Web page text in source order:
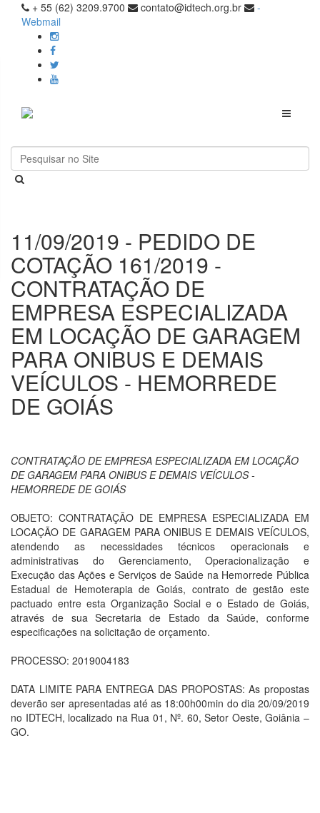
+ 55 (62) 3209.9700 contato@idtech.org.br
-
Webmail
Toggle
11/09/2019 - PEDIDO DE
COTAÇÃO 161/2019 -
CONTRATAÇÃO DE
EMPRESA ESPECIALIZADA
EM LOCAÇÃO DE GARAGEM
PARA ONIBUS E DEMAIS
VEÍCULOS - HEMORREDE
DE GOIÁS
CONTRATAÇÃO DE EMPRESA ESPECIALIZADA EM LOCAÇÃO
DE GARAGEM PARA ONIBUS E DEMAIS VEÍCULOS -
HEMORREDE DE GOIÁS
OBJETO: CONTRATAÇÃO DE EMPRESA ESPECIALIZADA EM
LOCAÇÃO DE GARAGEM PARA ONIBUS E DEMAIS VEÍCULOS,
atendendo as necessidades técnicos operacionais e
administrativas do Gerenciamento, Operacionalização e
Execução das Ações e Serviços de Saúde na Hemorrede Pública
Estadual de Hemoterapia de Goiás, contrato de gestão este
pactuado entre esta Organização Social e o Estado de Goiás,
através de sua Secretaria de Estado da Saúde, conforme
especificações na solicitação de orçamento.
PROCESSO: 2019004183
DATA LIMITE PARA ENTREGA DAS PROPOSTAS: As propostas
deverão ser apresentadas até as 18:00h00min do dia 20/09/2019
no IDTECH, localizado na Rua 01, Nº. 60, Setor Oeste, Goiânia –
GO.